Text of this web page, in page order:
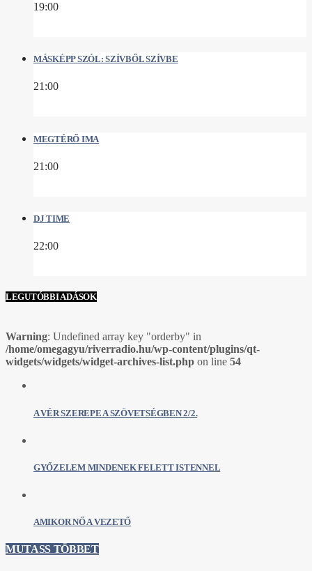
19:00
MÁSKÉPP SZÓL: SZÍVBŐL SZÍVBE
21:00
MEGTÉRŐ IMA
21:00
DJ TIME
22:00
LEGUTÓBBI ADÁSOK
Warning: Undefined array key "orderby" in
/home/omegagyu/riverradio.hu/wp-content/plugins/qt-
widgets/widgets/widget-archives-list.php on line 54
A VÉR SZEREPE A SZÖVETSÉGBEN 2/2.
GYŐZELEM MINDENEK FELETT ISTENNEL
AMIKOR NŐ A VEZETŐ
MUTASS TÖBBET